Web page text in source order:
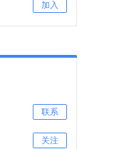
加入
联系
关注